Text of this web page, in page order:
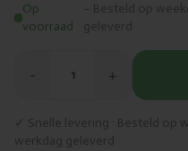
Op
voorraad
– Besteld op
geleverd
− 1 +
✓ Snelle levering · Besteld op
werkdag geleverd